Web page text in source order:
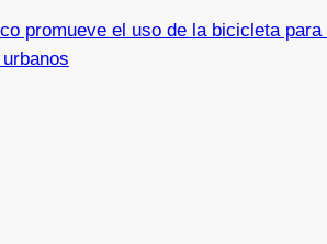
promueve el uso de la bicicleta para